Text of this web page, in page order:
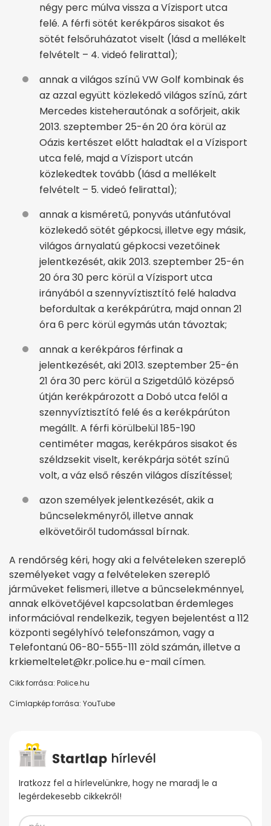
négy perc múlva vissza a Vízisport utca
felé. A férfi sötét kerékpáros sisakot és
sötét felsőruházatot viselt (lásd a mellékelt
felvételt – 4. videó felirattal);
annak a világos színű VW Golf kombinak és
az azzal együtt közlekedő világos színű, zárt
Mercedes kisteherautónak a sofőrjeit, akik
2013. szeptember 25-én 20 óra körül az
Oázis kertészet előtt haladtak el a Vízisport
utca felé, majd a Vízisport utcán
közlekedtek tovább (lásd a mellékelt
felvételt – 5. videó felirattal);
annak a kisméretű, ponyvás utánfutóval
közlekedő sötét gépkocsi, illetve egy másik,
világos árnyalatú gépkocsi vezetőinek
jelentkezését, akik 2013. szeptember 25-én
20 óra 30 perc körül a Vízisport utca
irányából a szennyvíztisztító felé haladva
befordultak a kerékpárútra, majd onnan 21
óra 6 perc körül egymás után távoztak;
annak a kerékpáros férfinak a
jelentkezését, aki 2013. szeptember 25-én
21 óra 30 perc körül a Szigetdűlő középső
útján kerékpározott a Dobó utca felől a
szennyvíztisztító felé és a kerékpárúton
megállt. A férfi körülbelül 185-190
centiméter magas, kerékpáros sisakot és
széldzsekit viselt, kerékpárja sötét színű
volt, a váz első részén világos díszítéssel;
azon személyek jelentkezését, akik a
bűncselekményről, illetve annak
elkövetőiről tudomással bírnak.
A rendőrség kéri, hogy aki a felvételeken szereplő
személyeket vagy a felvételeken szereplő
járműveket felismeri, illetve a bűncselekménnyel,
annak elkövetőjével kapcsolatban érdemleges
információval rendelkezik, tegyen bejelentést a 112
központi segélyhívó telefonszámon, vagy a
Telefontanú 06-80-555-111 zöld számán, illetve a
krkiemeltelet@kr.police.hu e-mail címen.
Cikk forrása: Police.hu
Címlapkép forrása: YouTube
Iratkozz fel a hírlevelünkre, hogy ne maradj le a
legérdekesebb cikkekről!